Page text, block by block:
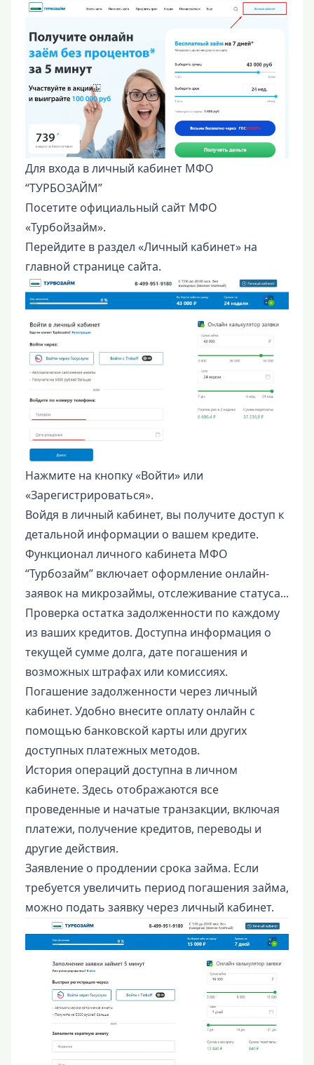
Для входа в личный кабинет МФО
“ТУРБОЗАЙМ”
Посетите официальный сайт МФО
«Турбойзайм».
Перейдите в раздел «Личный кабинет» на
главной странице сайта.
Нажмите на кнопку «Войти» или
«Зарегистрироваться».
Войдя в личный кабинет, вы получите доступ к
детальной информации о вашем кредите.
Функционал личного кабинета МФО
“Турбозайм” включает оформление онлайн-
заявок на микрозаймы, отслеживание статуса...
Проверка остатка задолженности по каждому
из ваших кредитов. Доступна информация о
текущей сумме долга, дате погашения и
возможных штрафах или комиссиях.
Погашение задолженности через личный
кабинет. Удобно внесите оплату онлайн с
помощью банковской карты или других
доступных платежных методов.
История операций доступна в личном
кабинете. Здесь отображаются все
проведенные и начатые транзакции, включая
платежи, получение кредитов, переводы и
другие действия.
Заявление о продлении срока займа. Если
требуется увеличить период погашения займа,
можно подать заявку через личный кабинет.